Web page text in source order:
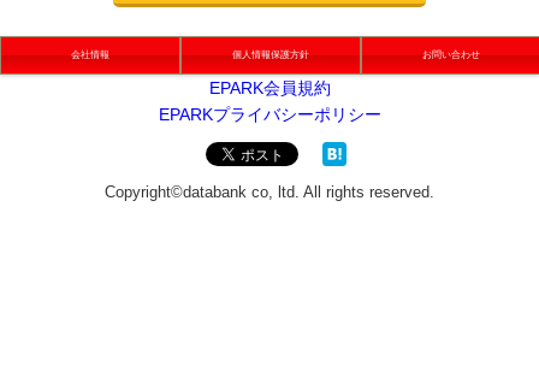
会社情報 個人情報保護方針 お問い合わせ